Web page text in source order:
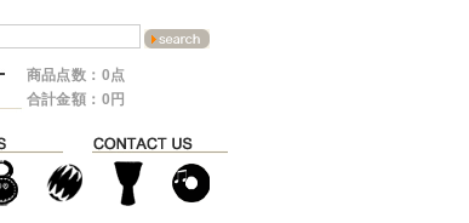
商品点数：0点
合計金額：0円